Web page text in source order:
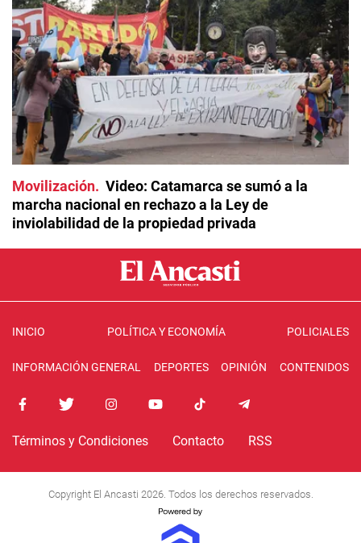
Movilización
Video: Catamarca se sumó a la
marcha nacional en rechazo a la Ley de
inviolabilidad de la propiedad privada
INICIO POLÍTICA Y ECONOMÍA POLICIALES
INFORMACIÓN GENERAL DEPORTES OPINIÓN CONTENIDOS
Términos y Condiciones Contacto RSS
Copyright El Ancasti 2026. Todos los derechos reservados.